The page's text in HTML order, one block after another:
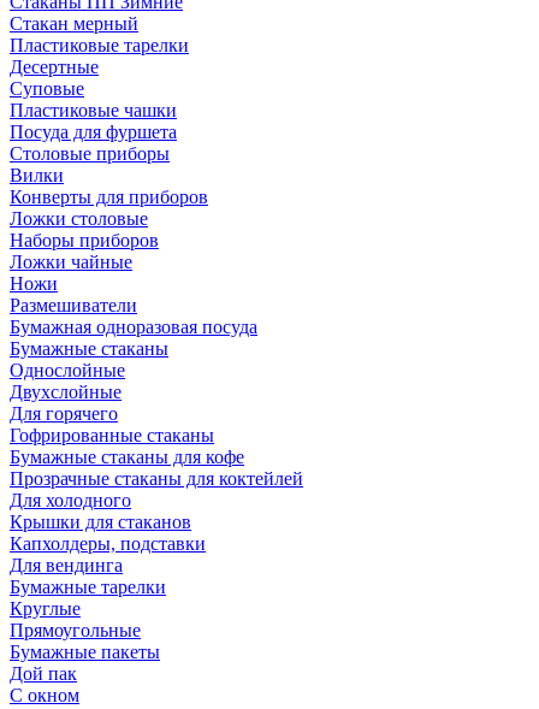
Стакан мерный
Пластиковые тарелки
Десертные
Суповые
Пластиковые чашки
Посуда для фуршета
Столовые приборы
Вилки
Конверты для приборов
Ложки столовые
Наборы приборов
Ложки чайные
Ножи
Размешиватели
Бумажная одноразовая посуда
Бумажные стаканы
Однослойные
Двухслойные
Для горячего
Гофрированные стаканы
Бумажные стаканы для кофе
Прозрачные стаканы для коктейлей
Для холодного
Крышки для стаканов
Капхолдеры, подставки
Для вендинга
Бумажные тарелки
Круглые
Прямоугольные
Бумажные пакеты
Дой пак
С окном